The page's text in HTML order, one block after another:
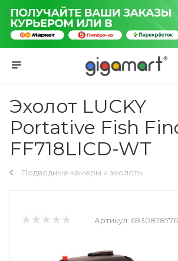
Эхолот LUCKY
Portative Fish
FF718LICD-WT
Подводные камеры и эхолоты
Артикул: